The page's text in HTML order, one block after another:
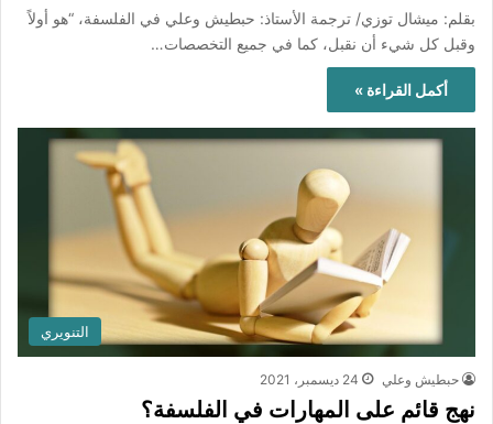
بقلم: ميشال توزي/ ترجمة الأستاذ: حبطيش وعلي في الفلسفة، “هو أولاً
وقبل كل شيء أن نقبل، كما في جميع التخصصات…
أكمل القراءة »
التنويري
حبطيش وعلي 24 ديسمبر، 2021
نهج قائم على المهارات في الفلسفة؟